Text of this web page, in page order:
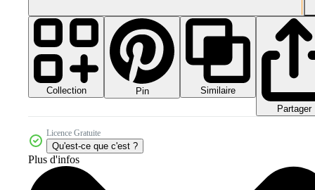
Collection Pin
Similaire
Partager
Licence Gratuite
Qu'est-ce que c'est ?
Plus d'infos